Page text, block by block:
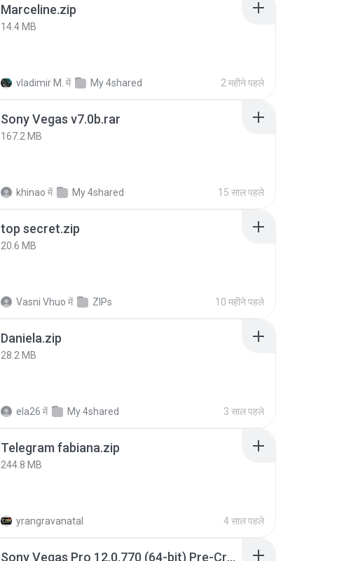
Marceline.zip
14.4 MB
vladimir M. में My 4shared 2 महीने पहले
Sony Vegas v7.0b.rar
167.2 MB
khinao में My 4shared 15 साल पहले
top secret.zip
20.6 MB
Vasni Vhuo में ZIPs 10 महीने पहले
Daniela.zip
28.2 MB
ela26 में My 4shared 3 साल पहले
Telegram fabiana.zip
244.8 MB
yrangravanatal 4 साल पहले
Sony Vegas Pro 12.0.770 (64-bit) Pre-Cracked.zip